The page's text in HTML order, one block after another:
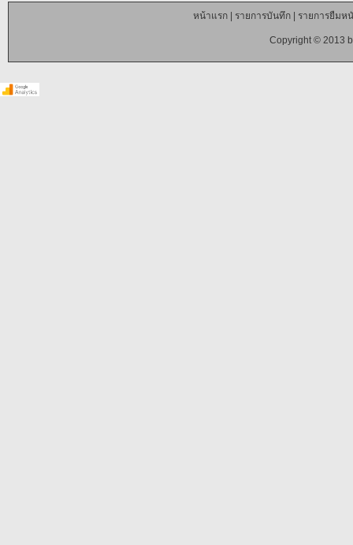
หน้าแรก| รายการบันทึก| รายการยืมห
Copyright © 2013